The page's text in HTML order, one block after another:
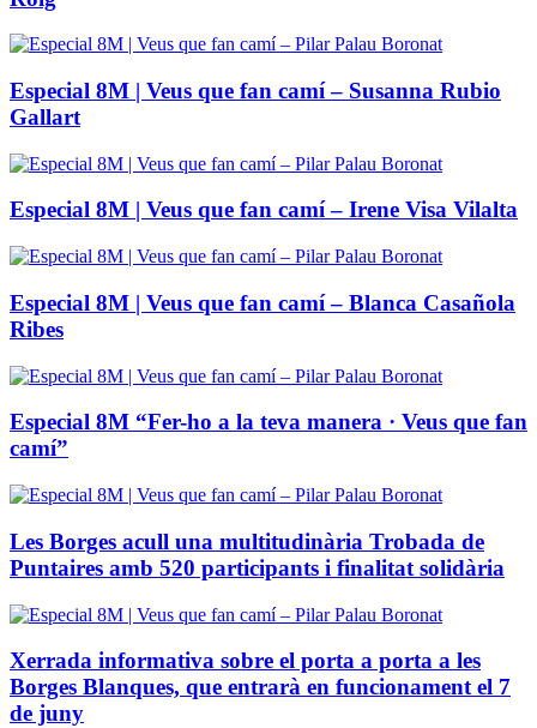
Especial 8M | Veus que fan camí – Susanna Rubio
Gallart
Especial 8M | Veus que fan camí – Irene Visa Vilalta
Especial 8M | Veus que fan camí – Blanca Casañola
Ribes
Especial 8M “Fer-ho a la teva manera · Veus que fan
camí”
Les Borges acull una multitudinària Trobada de
Puntaires amb 520 participants i finalitat solidària
Xerrada informativa sobre el porta a porta a les
Borges Blanques, que entrarà en funcionament el 7
de juny